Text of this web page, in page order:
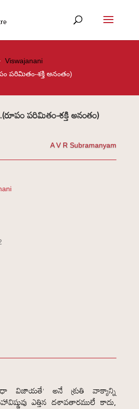
Viswajanani
పరిమితం-శక్తి అనంతం)
పరిమితం-శక్తి అనంతం)
A V R Subramanyam
విజాయతే’ అనే శ్రుతి వాక్యాన్ని
ఎత్తిన దశావతారములే కాదు,